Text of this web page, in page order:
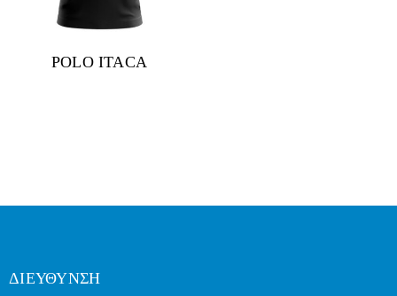
POLO ITACA
ΔΙΕΥΘΥΝΣΗ